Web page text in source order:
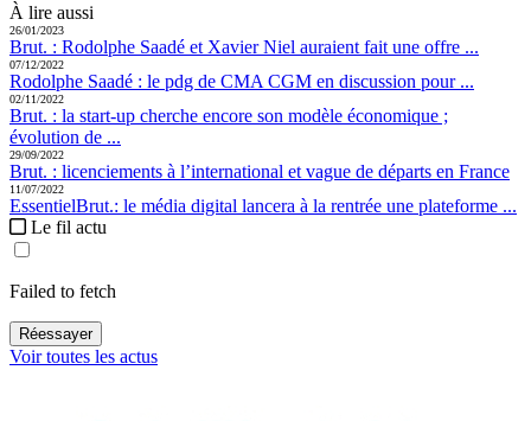
À lire aussi
26/01/2023
Brut. : Rodolphe Saadé et Xavier Niel auraient fait une offre ...
07/12/2022
Rodolphe Saadé : le pdg de CMA CGM en discussion pour ...
02/11/2022
Brut. : la start-up cherche encore son modèle économique ;
évolution de ...
29/09/2022
Brut. : licenciements à l’international et vague de départs en France
11/07/2022
EssentielBrut.: le média digital lancera à la rentrée une plateforme ...
Le fil actu
Failed to fetch
Réessayer
Voir toutes les actus